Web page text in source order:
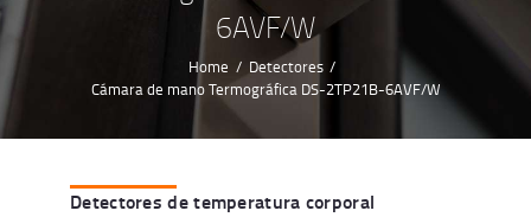
6AVF/W
Home
Detectores
Cámara de mano Termográfica DS-2TP21B-6AVF/W
CONTACTO
Detectores de temperatura corporal